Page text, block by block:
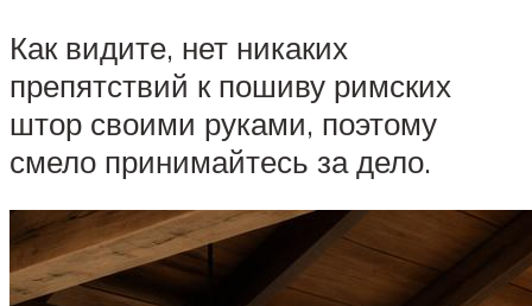
Как видите, нет никаких
препятствий к пошиву римских
штор своими руками, поэтому
смело принимайтесь за дело.